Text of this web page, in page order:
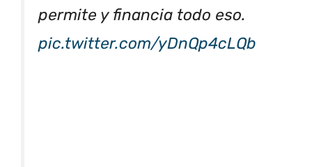
permite y financia todo eso.
pic.twitter.com/yDnQp4cLQb